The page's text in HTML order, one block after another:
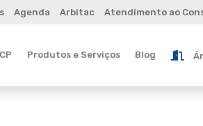
Agenda Arbitac Atendimento ao
Produtos e Serviços Blog